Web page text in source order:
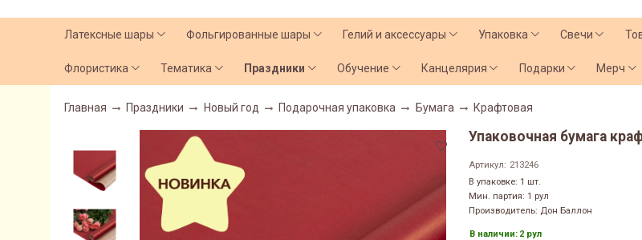
Латексные шары Фольгированные шары Гелий и аксессуары Упаковка Свечи
Флористика Тематика Праздники Обучение Канцелярия Подарки Мерч
Главная Праздники Новый год Подарочная упаковка Бумага Крафтовая
Упаковочная бумага
Артикул: 213246
В упаковке: 1 шт.
Мин. партия: 1 рул
Производитель: Дон Баллон
В наличии: 2 рул